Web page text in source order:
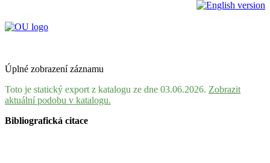
Úplné zobrazení záznamu
Toto je statický export z katalogu ze dne 03.06.2026. Zobrazit
aktuální podobu v katalogu.
Bibliografická citace